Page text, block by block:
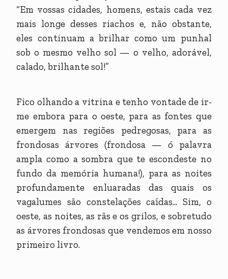
“Em vossas cidades, homens, estais cada vez
mais longe desses riachos e, não obstante,
eles continuam a brilhar como um punhal
sob o mesmo velho sol — o velho, adorável,
calado, brilhante sol!”
Fico olhando a vitrina e tenho vontade de ir-
me embora para o oeste, para as fontes que
emergem nas regiões pedregosas, para as
frondosas árvores (frondosa — ó palavra
ampla como a sombra que te escondeste no
fundo da memória humana!), para as noites
profundamente enluaradas das quais os
vagalumes são constelações caídas... Sim, o
oeste, as noites, as rãs e os grilos, e sobretudo
as árvores frondosas que vendemos em nosso
primeiro livro.